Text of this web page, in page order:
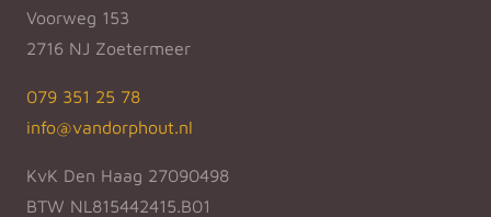
Voorweg 153
2716 NJ Zoetermeer
079 351 25 78
info@vandorphout.nl
KvK Den Haag 27090498
BTW NL815442415.B01